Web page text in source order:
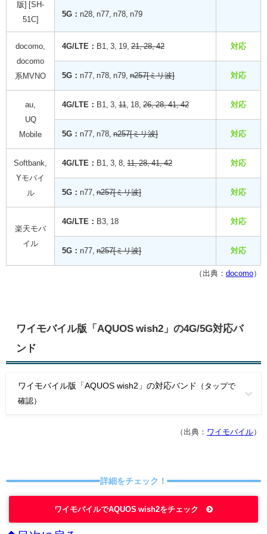
版] [SH-
51C]
5G： n28, n77, n78, n79
docomo,
docomo
系MVNO
4G/LTE： B1, 3, 19, 21, 28, 42 対応
5G： n77, n78, n79, n257[ミリ波] 対応
au,
UQ
Mobile
4G/LTE： B1, 3, 11 , 18, 26, 28, 41, 42 対応
5G： n77, n78, n257[ミリ波] 対応
Softbank,
Yモバイ
ル
4G/LTE： B1, 3, 8, 11, 28, 41, 42 対応
5G： n77, n257[ミリ波] 対応
楽天モバ
イル
4G/LTE： B3, 18 対応
5G： n77, n257[ミリ波] 対応
（出典： docomo）
ワイモバイル版「AQUOS wish2」の4G/5G対応バ
ンド
ワイモバイル版「AQUOS wish2」の対応バンド
（タップで
確認）
（出典： ワイモバイル）
詳細をチェック！
ワイモバイルでAQUOS wish2をチェック